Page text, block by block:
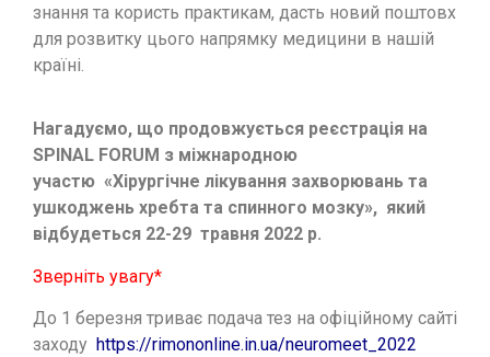
знання та користь практикам, дасть новий поштовх
для розвитку цього напрямку медицини в нашій
країні.
Нагадуємо, що продовжується реєстрація на
SPINAL FORUM з міжнародною
участю «Хірургічне лікування захворювань та
ушкоджень хребта та спинного мозку», який
відбудеться 22-29 травня 2022 р.
Зверніть увагу*
До 1 березня триває подача тез на офіційному сайті
заходу https://rimononline.in.ua/neuromeet_2022